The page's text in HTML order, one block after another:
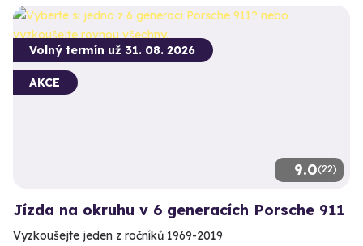
9.0(22)
Volný termín už 31. 08. 2026
AKCE
Jízda na okruhu v 6 generacích Porsche 911
Vyzkoušejte jeden z ročníků 1969-2019